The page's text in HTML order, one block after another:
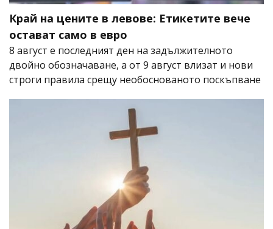
Край на цените в левове: Етикетите вече
остават само в евро
8 август е последният ден на задължителното
двойно обозначаване, а от 9 август влизат и нови
строги правила срещу необоснованото поскъпване